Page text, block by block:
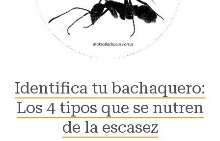
Identifica tu bachaquero:
Los 4 tipos que se nutren
de la escasez